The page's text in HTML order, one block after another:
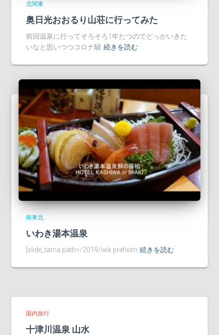
北関東
奥日光おおるり山荘に行ってみた
前回温泉に行ってそろそろ1年たつのでどっかいきた
いなと思いつつコロナ騒 続きを読む
南東北
いわき湯本温泉
[slide_tama path=/2019/iwk prefixim 続きを読む
国内旅行
十津川温泉 山水